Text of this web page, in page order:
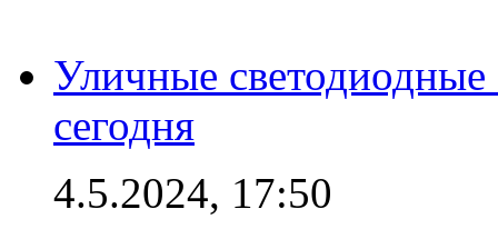
Уличные
сегодня
4.5.2024, 17:50